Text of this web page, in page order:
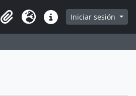
Portapapeles
Idioma Enlaces rápidos
Iniciar sesión